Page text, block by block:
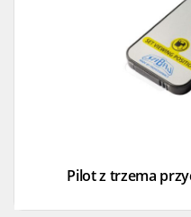
Pilot z trzema